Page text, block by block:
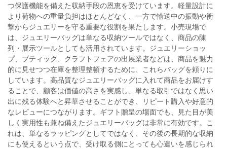
つ保護機能を備えた収納手段の恩恵を受けています。軽量設計に
より荷物への重量負担はほとんどなく、一方で輸送中の振動や衝
撃からジュエリーを守る重要な役割を果たします。小売現場で
は、ジュエリーバッグは単なる収納ツールではなく、商品の陳
列・展示ツールとしても活用されています。ジュエリーショッ
プ、ブティック、クラフトフェアの出展業者などは、商品を魅力
的に見せつつ在庫を整理整頓するために、これらバッグを頼りに
しています。高品質なジュエリーバッグに入れて商品をお届けす
ることで、顧客は価値の高さを実感し、単なる取引ではなく思い
出に残る体験へと昇華させることができ、リピート購入や好意的
なレビューにつながります。ギフト贈呈の場面でも、見た目が美
しく実用性も兼ね備えたジュエリーバッグは非常に有効です。こ
れは、単なるラッピングとしてではなく、その後の長期的な収納
にも使えるという点で、受け取る側にとっても心遣いを感じられ